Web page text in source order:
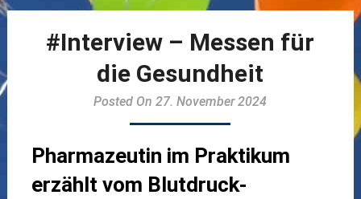
#Interview – Messen für
die Gesundheit
Posted On 27. November 2024
Pharmazeutin im Praktikum
erzählt vom Blutdruck-